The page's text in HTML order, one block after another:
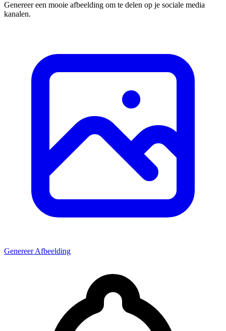
Genereer een mooie afbeelding om te delen op je sociale media
kanalen.
Genereer Afbeelding